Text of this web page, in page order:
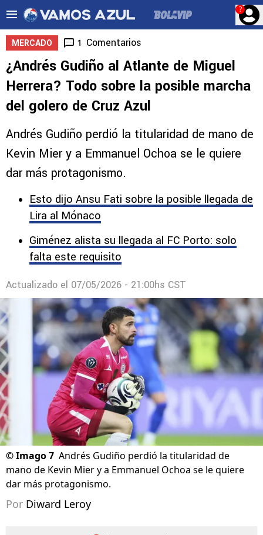
?
MERCADO 1 Comentarios
¿Andrés Gudiño al Atlante de Miguel
Herrera? Todo sobre la posible marcha
del golero de Cruz Azul
Andrés Gudiño perdió la titularidad de mano de
Kevin Mier y a Emmanuel Ochoa se le quiere
dar más protagonismo.
Esto dijo Ansu Fati sobre la posible llegada de
Lira al Mónaco
Giménez alista su llegada al FC Porto: solo
falta este requisito
Actualizado el 07/05/2026 - 21:00hs CST
©Imago 7 Andrés Gudiño perdió la titularidad de
mano de Kevin Mier y a Emmanuel Ochoa se le quiere
dar más protagonismo.
Por Diward Leroy